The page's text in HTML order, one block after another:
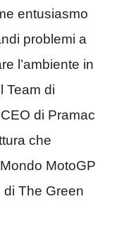
entusiasmo
problemi a
l’ambiente in
Team di
di Pramac
che
MotoGP
di The Green